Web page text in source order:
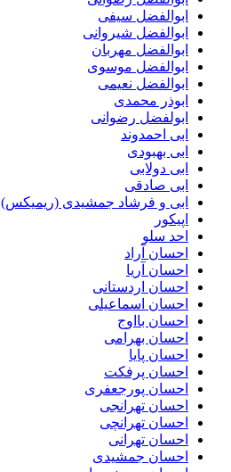
ابوالفضل سیفی
ابوالفضل شیروانی
ابوالفضل مهربان
ابوالفضل موسوی
ابوالفضل نعیمی
ابوذر محمدی
ابولفضل رضوانی
ابی احمدوند
ابی بهبودی
ابی دولابی
ابی صادقی
ابی و فرشاد جمشیدی (ریمیکس)
اپیکور
احد سلو
احسان آراد
احسان آریا
احسان اردستانی
احسان اسماعیلی
احسان بااوج
احسان بهرامی
احسان پایا
احسان پرفکت
احسان پورجعفری
احسان تهرانجی
احسان تهرانچی
احسان تهرانی
احسان جمشیدی